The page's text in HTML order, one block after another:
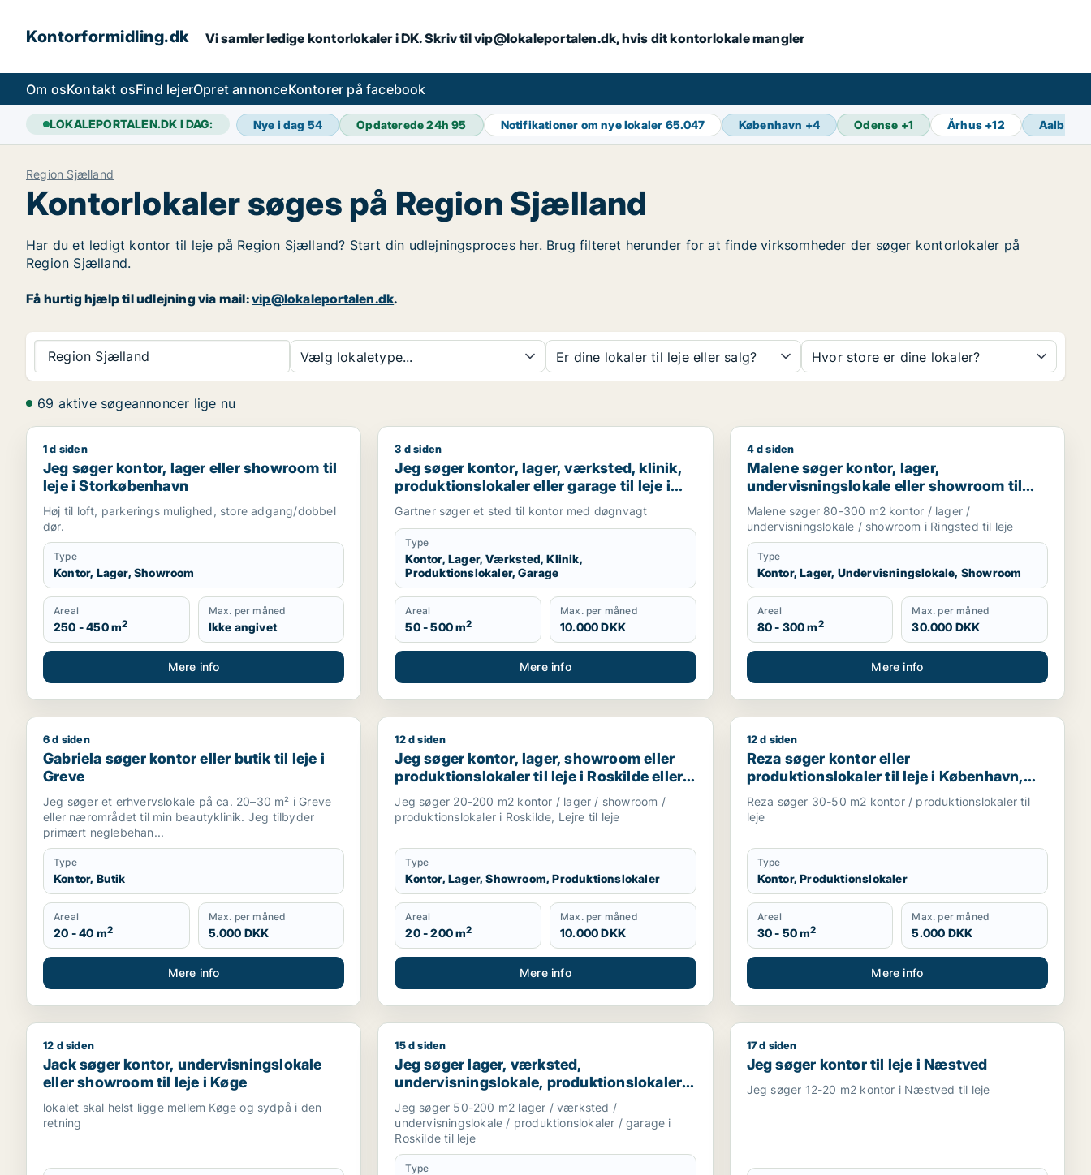
Kontorformidling.dk Vi samler ledige kontorlokaler i DK. Skriv til vip@lokaleportalen.dk, hvis dit kontorlokale mangler
Om osKontakt osFind lejerOpret annonceKontorer på facebook
LOKALEPORTALEN.DK I DAG: Nye i dag 54 Opdaterede 24h95 Notifikationer om nye lokaler 65.047 København +4 Odense +1 Århus +12 Aalborg
Region Sjælland
Kontorlokaler søges på Region Sjælland
Har du et ledigt kontor til leje på Region Sjælland? Start din udlejningsproces her. Brug filteret herunder for at finde virksomheder der søger kontorlokaler på
Region Sjælland.
Få hurtig hjælp til udlejning via mail:vip@lokaleportalen.dk.
Region Sjælland Vælg lokaletype... Er dine lokaler til leje eller salg? Hvor store er dine lokaler?
69 aktive søgeannoncer lige nu
Jeg søger kontor, lager eller showroom til leje i Storkøbenhavn
1 d siden
Jeg søger kontor, lager eller showroom til
leje i Storkøbenhavn
Høj til loft, parkerings mulighed, store adgang/dobbel
dør.
Type
Kontor, Lager, Showroom
Areal
250 - 450 m2
Max. per måned
Ikke angivet
Mere info
Jeg søger kontor, lager, værksted, klinik, produktionslokaler eller garage til leje i Holbæk
3 d siden
Jeg søger kontor, lager, værksted, klinik,
produktionslokaler eller garage til leje i
Holbæk
Gartner søger et sted til kontor med døgnvagt
Type
Kontor, Lager, Værksted, Klinik,
Produktionslokaler, Garage
Areal
50 - 500 m2
Max. per måned
10.000 DKK
Mere info
Malene søger kontor, lager, undervisningslokale eller
4 d siden
Malene søger kontor, lager,
undervisningslokale eller showroom til
leje i Ringsted
Malene søger 80-300 m2 kontor / lager /
undervisningslokale / showroom i Ringsted til leje
Type
Kontor, Lager, Undervisningslokale, Showroom
Areal
80 - 300 m2
Max. per måned
30.000 DKK
Mere info
Gabriela søger kontor eller butik til leje i Greve
6 d siden
Gabriela søger kontor eller butik til leje i
Greve
Jeg søger et erhvervslokale på ca. 20–30 m² i Greve
eller nærområdet til min beautyklinik. Jeg tilbyder
primært neglebehan...
Type
Kontor, Butik
Areal
20 - 40 m2
Max. per måned
5.000 DKK
Mere info
Jeg søger kontor, lager, showroom eller produktionslokaler til leje i Roskilde eller Lejre
12 d siden
Jeg søger kontor, lager, showroom eller
produktionslokaler til leje i Roskilde eller
Lejre
Jeg søger 20-200 m2 kontor / lager / showroom /
produktionslokaler i Roskilde, Lejre til leje
Type
Kontor, Lager, Showroom, Produktionslokaler
Areal
20 - 200 m2
Max. per måned
10.000 DKK
Mere info
Reza søger kontor eller produktionslokaler til leje i
12 d siden
Reza søger kontor eller
produktionslokaler til leje i København,
Frederiksberg eller Ørestad m.fl.
Reza søger 30-50 m2 kontor / produktionslokaler til
leje
Type
Kontor, Produktionslokaler
Areal
30 - 50 m2
Max. per måned
5.000 DKK
Mere info
Jack søger kontor, undervisningslokale eller showroom til leje i Køge
12 d siden
Jack søger kontor, undervisningslokale
eller showroom til leje i Køge
lokalet skal helst ligge mellem Køge og sydpå i den
retning
Jeg søger lager, værksted, undervisningslokale, produktionslokaler eller garage til leje i Roskilde
15 d siden
Jeg søger lager, værksted,
undervisningslokale, produktionslokaler
eller garage til leje i Roskilde
Jeg søger 50-200 m2 lager / værksted /
undervisningslokale / produktionslokaler / garage i
Roskilde til leje
Type
Jeg søger kontor til leje i Næstved
17 d siden
Jeg søger kontor til leje i Næstved
Jeg søger 12-20 m2 kontor i Næstved til leje